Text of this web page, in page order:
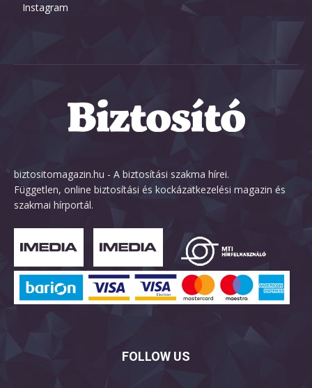
Instagram
biztositomagazin.hu - A biztosítási szakma hírei.
Független, online biztosítási és kockázatkezelési magazin és
szakmai hírportál.
FOLLOW US